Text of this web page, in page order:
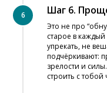
Шаг 6.
Это не про
старое в
упрекать, не
подчёркивают:
зрелости и
строить с тобой